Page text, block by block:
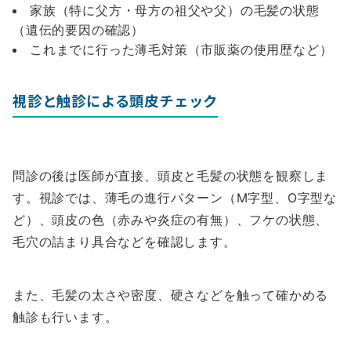
家族（特に父方・母方の祖父や父）の毛髪の状態
（遺伝的要因の確認）
これまでに行った薄毛対策（市販薬の使用歴など）
視診と触診による頭皮チェック
問診の後は医師が直接、頭皮と毛髪の状態を観察しま
す。視診では、薄毛の進行パターン（M字型、O字型な
ど）、頭皮の色（赤みや炎症の有無）、フケの状態、
毛穴の詰まり具合などを確認します。
また、毛髪の太さや密度、硬さなどを触って確かめる
触診も行います。